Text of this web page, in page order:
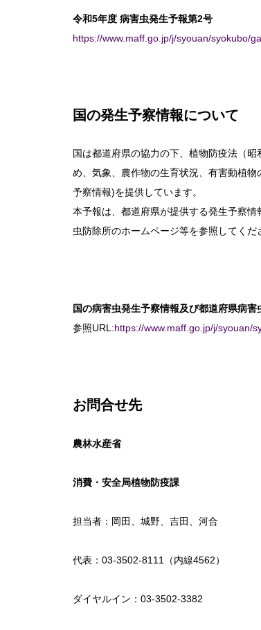
令和5年度 病害虫発生予報第2号
https://www.maff.go.jp/j/syouan/syokubo/
国の発生予察情報について
国は都道府県の協力の下、植物防疫法（
め、気象、農作物の生育状況、有害動植
予察情報)を提供しています。
本予報は、都道府県が提供する発生予察
虫防除所のホームページ等を参照してくだ
国の病害虫発生予察情報及び都道府県病害
参照URL:https://www.maff.go.jp/j/syouan/
お問合せ先
農林水産省
消費・安全局植物防疫課
担当者：岡田、城野、吉田、河合
代表：03-3502-8111（内線4562）
ダイヤルイン：03-3502-3382